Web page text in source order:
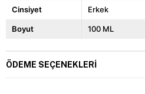
Cinsiyet Erkek
Boyut 100 ML
ÖDEME SEÇENEKLERI